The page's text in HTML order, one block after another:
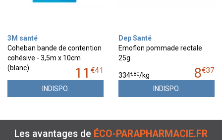
3M santé
Coheban bande de contention
cohésive - 3,5m x 10cm
(blanc)
11 €41
INDISPO.
Dep Santé
Emoflon pommade rectale
25g
8€37
334€80/kg
INDISPO.
Les avantages de ÉCO-PARAPHARMACIE.FR